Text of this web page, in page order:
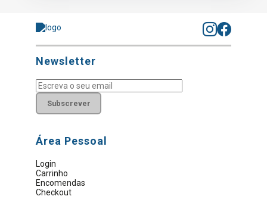
Newsletter
Subscrever
Área Pessoal
Login
Carrinho
Encomendas
Checkout